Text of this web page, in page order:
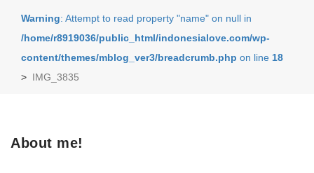
Warning: Attempt to read property "name" on null in
/home/r8919036/public_html/indonesialove.com/wp-
content/themes/mblog_ver3/breadcrumb.php on line 18
> IMG_3835
About me!